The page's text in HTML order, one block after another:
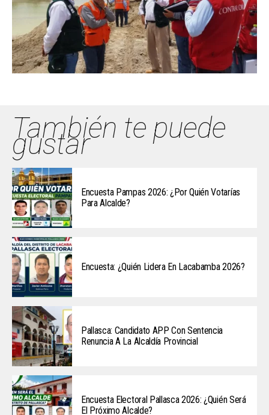
También te puede
gustar
Encuesta Pampas 2026: ¿Por Quién Votarías
Para Alcalde?
Encuesta: ¿Quién Lidera En Lacabamba 2026?
Pallasca: Candidato APP Con Sentencia
Renuncia A La Alcaldía Provincial
Encuesta Electoral Pallasca 2026: ¿Quién Será
El Próximo Alcalde?